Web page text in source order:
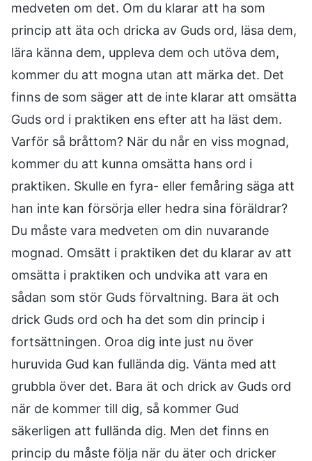
medveten om det. Om du klarar att ha som
princip att äta och dricka av Guds ord, läsa dem,
lära känna dem, uppleva dem och utöva dem,
kommer du att mogna utan att märka det. Det
finns de som säger att de inte klarar att omsätta
Guds ord i praktiken ens efter att ha läst dem.
Varför så bråttom? När du når en viss mognad,
kommer du att kunna omsätta hans ord i
praktiken. Skulle en fyra- eller femåring säga att
han inte kan försörja eller hedra sina föräldrar?
Du måste vara medveten om din nuvarande
mognad. Omsätt i praktiken det du klarar av att
omsätta i praktiken och undvika att vara en
sådan som stör Guds förvaltning. Bara ät och
drick Guds ord och ha det som din princip i
fortsättningen. Oroa dig inte just nu över
huruvida Gud kan fullända dig. Vänta med att
grubbla över det. Bara ät och drick av Guds ord
när de kommer till dig, så kommer Gud
säkerligen att fullända dig. Men det finns en
princip du måste följa när du äter och dricker